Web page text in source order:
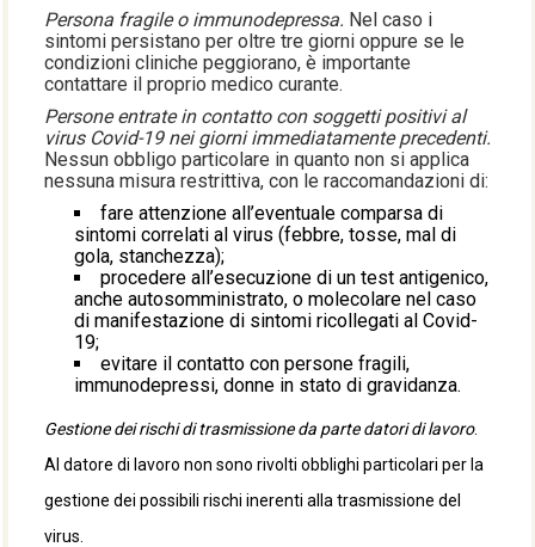
Persona fragile o immunodepressa. Nel caso i
sintomi persistano per oltre tre giorni oppure se le
condizioni cliniche peggiorano, è importante
contattare il proprio medico curante.
Persone entrate in contatto con soggetti positivi al
virus Covid-19 nei giorni immediatamente precedenti.
Nessun obbligo particolare in quanto non si applica
nessuna misura restrittiva, con le raccomandazioni di:
fare attenzione all’eventuale comparsa di
sintomi correlati al virus (febbre, tosse, mal di
gola, stanchezza);
procedere all’esecuzione di un test antigenico,
anche autosomministrato, o molecolare nel caso
di manifestazione di sintomi ricollegati al Covid-
19;
evitare il contatto con persone fragili,
immunodepressi, donne in stato di gravidanza.
Gestione dei rischi di trasmissione da parte datori di lavoro.
Al datore di lavoro non sono rivolti obblighi particolari per la
gestione dei possibili rischi inerenti alla trasmissione del
virus.